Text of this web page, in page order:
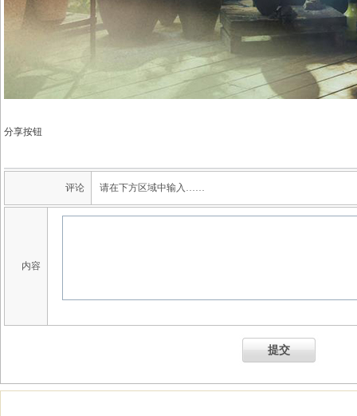
分享按钮
评论 请在下方区域中输入……
内容
提交